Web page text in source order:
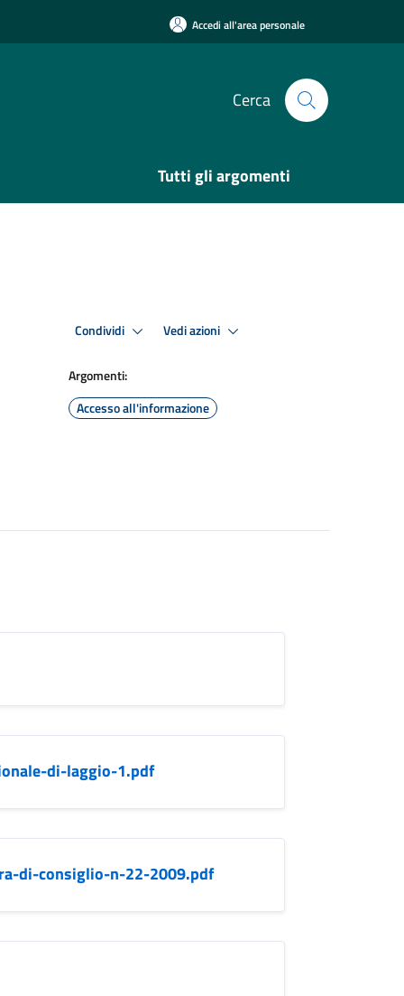
Accedi all'area personale
Cerca
Tutti gli argomenti
Condividi Vedi azioni
Argomenti:
Accesso all'informazione
di-laggio-1.pdf
di-consiglio-n-22-2009.pdf